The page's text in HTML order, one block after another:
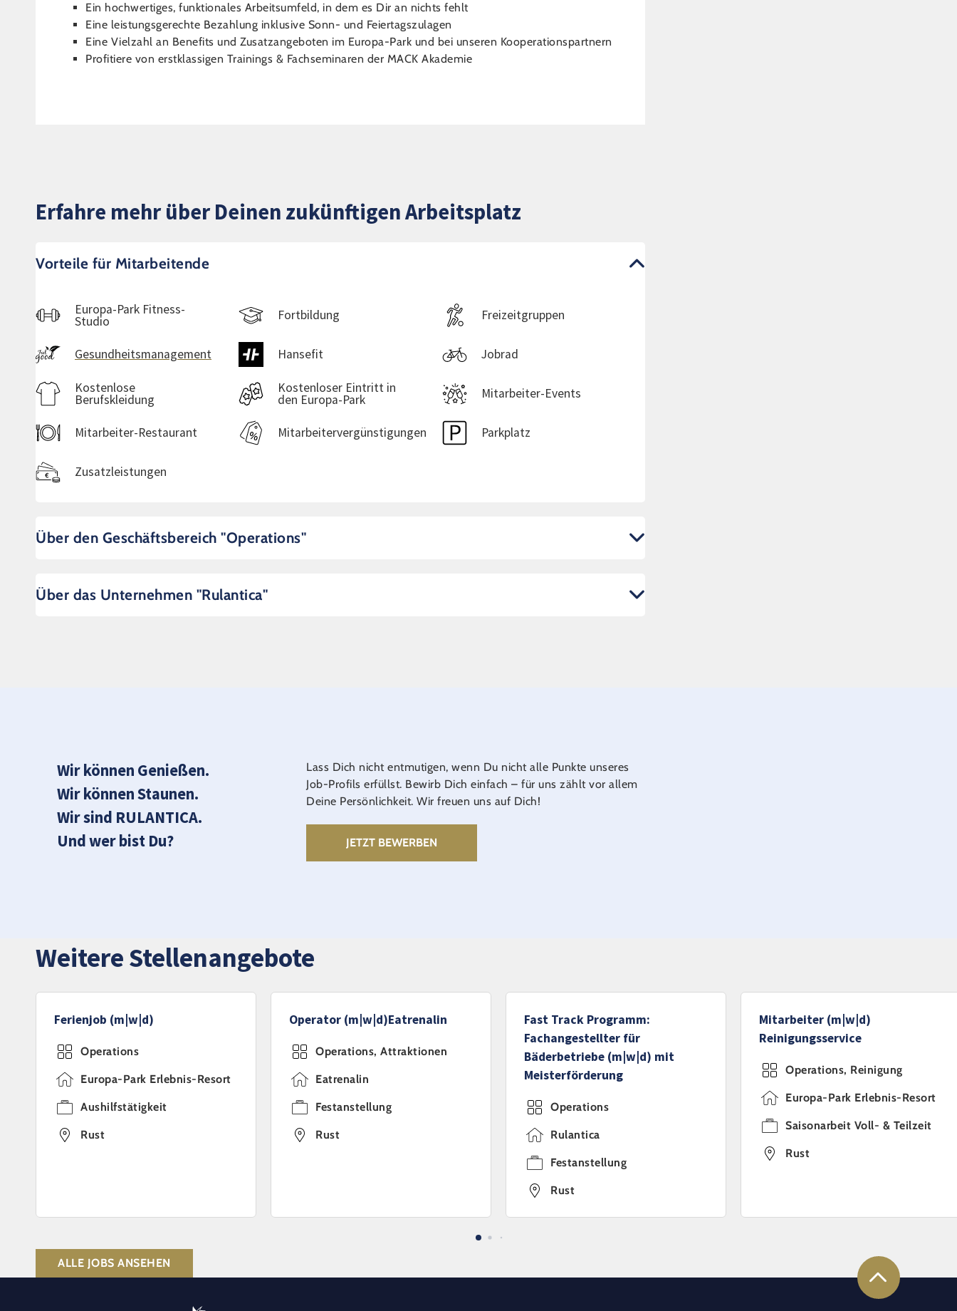
Ein hochwertiges, funktionales Arbeitsumfeld, in dem es Dir an nichts fehlt
Eine leistungsgerechte Bezahlung inklusive Sonn- und Feiertagszulagen
Eine Vielzahl an Benefits und Zusatzangeboten im Europa-Park und bei unseren Kooperationspartnern
Profitiere von erstklassigen Trainings & Fachseminaren der MACK Akademie
Erfahre mehr über Deinen zukünftigen Arbeitsplatz
Vorteile für Mitarbeitende
Europa-Park Fitness-
Studio Fortbildung Freizeitgruppen
Gesundheitsmanagement Hansefit Jobrad
Kostenlose
Berufskleidung
Kostenloser Eintritt in
den Europa-Park Mitarbeiter-Events
Mitarbeiter-Restaurant Mitarbeitervergünstigungen Parkplatz
Zusatzleistungen
Über den Geschäftsbereich "Operations"
Über das Unternehmen "Rulantica"
Wir können Genießen.
Wir können Staunen.
Wir sind RULANTICA.
Und wer bist Du?
Lass Dich nicht entmutigen, wenn Du nicht alle Punkte unseres
Job-Profils erfüllst. Bewirb Dich einfach – für uns zählt vor allem
Deine Persönlichkeit. Wir freuen uns auf Dich!
JETZT BEWERBEN
Weitere Stellenangebote
Ferienjob (m|w|d)
Operations
Europa-Park Erlebnis-Resort
Aushilfstätigkeit
Rust
Operator (m|w|d)Eatrenalin
Operations, Attraktionen
Eatrenalin
Festanstellung
Rust
Fast Track Programm:
Fachangestellter für
Bäderbetriebe (m|w|d) mit
Meisterförderung
Operations
Rulantica
Festanstellung
Rust
Mitarbeiter (m|w|d)
Reinigungsservice
Operations, Reinigung
Europa-Park Erlebnis-Resort
Saisonarbeit Voll- & Teilzeit
Rust
ALLE JOBS ANSEHEN